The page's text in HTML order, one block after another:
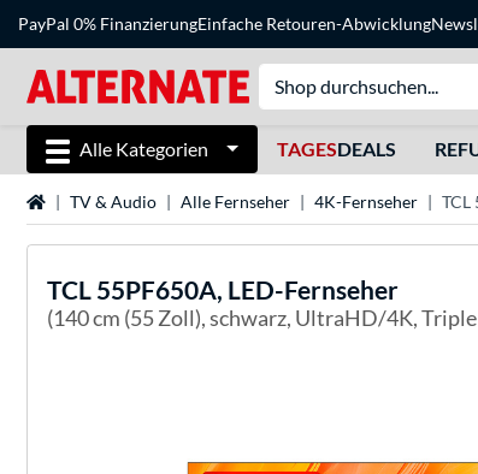
PayPal 0% FinanzierungEinfache Retouren-Abwicklung
Alle Kategorien TAGESDEALS
StartseiteTV & Audio Alle Fernseher 4K-Fernseher TCL
TCL 55PF650A, LED-Fernseher
(140 cm (55 Zoll), schwarz, UltraHD/4K, Triple